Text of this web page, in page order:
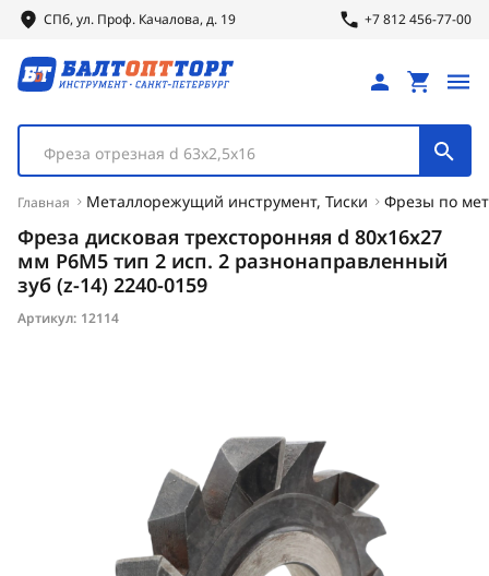
СПб, ул. Проф. Качалова, д. 19 +7 812 456-77-00
Фреза отрезная d 63х2,5х16
Главная Металлорежущий инструмент, Тиски Фрезы по
Фреза дисковая трехсторонняя d 80х16х27
мм Р6М5 тип 2 исп. 2 разнонаправленный
зуб (z-14) 2240-0159
Артикул: 12114